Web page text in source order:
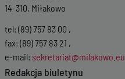
14-310, Miłakowo
tel: (89) 757 83 00 ,
fax: (89) 757 83 21 ,
e-mail: sekretariat@milakowo.eu
Redakcja biuletynu